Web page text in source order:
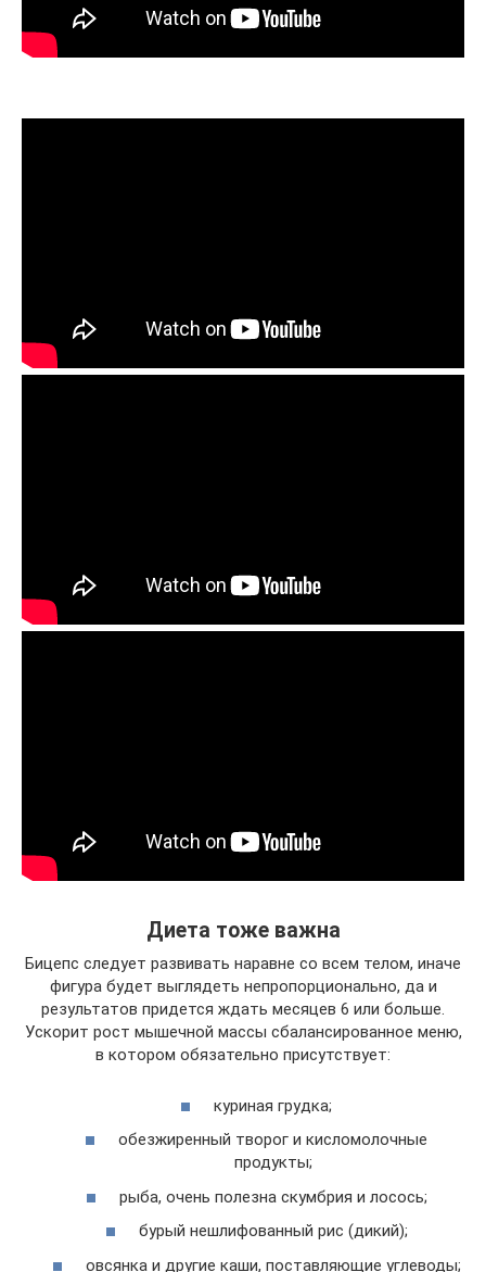
Диета тоже важна
Бицепс следует развивать наравне со всем телом, иначе
фигура будет выглядеть непропорционально, да и
результатов придется ждать месяцев 6 или больше.
Ускорит рост мышечной массы сбалансированное меню,
в котором обязательно присутствует:
куриная грудка;
обезжиренный творог и кисломолочные
продукты;
рыба, очень полезна скумбрия и лосось;
бурый нешлифованный рис (дикий);
овсянка и другие каши, поставляющие углеводы;